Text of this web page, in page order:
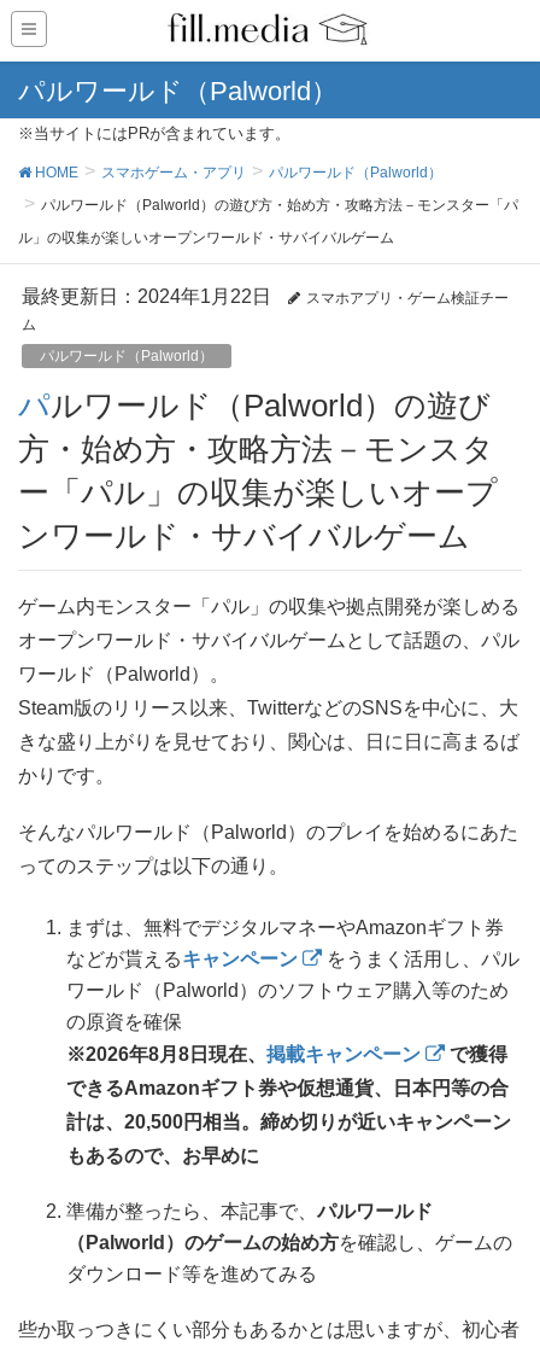
パルワールド（Palworld）
※当サイトにはPRが含まれています。
HOME スマホゲーム・アプリ
パルワールド（Palworld）
パルワールド（Palworld）の遊び方・始め方・攻略方法－モンスター「パ
ル」の収集が楽しいオープンワールド・サバイバルゲーム
最終更新日：2024年1月22日
スマホアプリ・ゲーム検証チー
ム
パルワールド（Palworld）
パルワールド（Palworld）の遊び
方・始め方・攻略方法－モンスタ
ー「パル」の収集が楽しいオープ
ンワールド・サバイバルゲーム
ゲーム内モンスター「パル」の収集や拠点開発が楽しめる
オープンワールド・サバイバルゲームとして話題の、パル
ワールド（Palworld）。
Steam版のリリース以来、TwitterなどのSNSを中心に、大
きな盛り上がりを見せており、関心は、日に日に高まるば
かりです。
そんなパルワールド（Palworld）のプレイを始めるにあた
ってのステップは以下の通り。
まずは、無料でデジタルマネーやAmazonギフト券
などが貰えるキャンペーン
をうまく活用し、パル
ワールド（Palworld）のソフトウェア購入等のため
の原資を確保
※2026年8月8日現在、 掲載キャンペーン
で獲得
できるAmazonギフト券や仮想通貨、日本円等の合
計は、20,500円相当。締め切りが近いキャンペーン
もあるので、お早めに
準備が整ったら、本記事で、パルワールド
（Palworld）のゲームの始め方を確認し、ゲームの
ダウンロード等を進めてみる
些か取っつきにくい部分もあるかとは思いますが、初心者